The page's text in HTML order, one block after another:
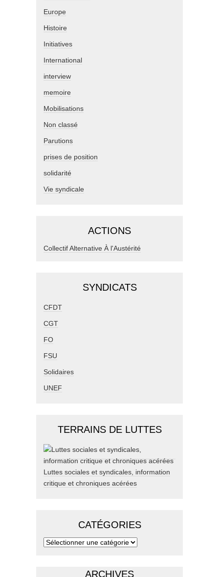
Europe
Histoire
Initiatives
International
interview
memoire
Mobilisations
Non classé
Parutions
prises de position
solidarité
Vie syndicale
ACTIONS
Collectif Alternative À l'Austérité
SYNDICATS
CFDT
CGT
FO
FSU
Solidaires
UNEF
TERRAINS DE LUTTES
Luttes sociales et syndicales, information
critique et chroniques acérées
CATÉGORIES
ARCHIVES